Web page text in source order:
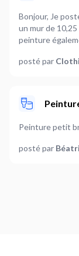
Bonjour, Je
un mur de
peinture également dans
la nécessité
classique.
posté par
Peinture petit
posté par